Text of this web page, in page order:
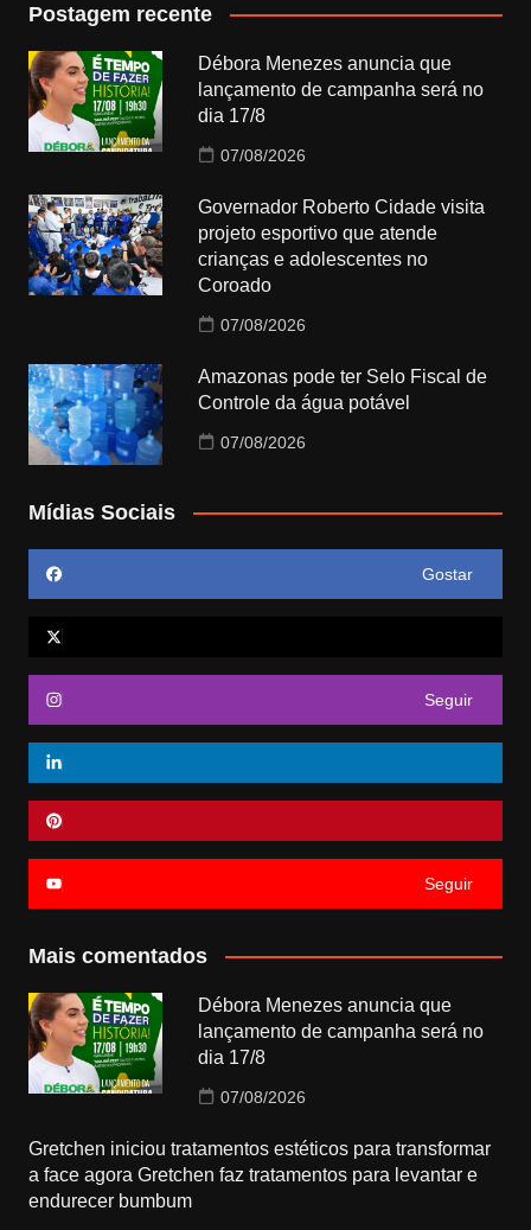
Postagem recente
Débora Menezes anuncia que
lançamento de campanha será no
dia 17/8
07/08/2026
Governador Roberto Cidade visita
projeto esportivo que atende
crianças e adolescentes no
Coroado
07/08/2026
Amazonas pode ter Selo Fiscal de
Controle da água potável
07/08/2026
Mídias Sociais
Gostar
Seguir
Seguir
Mais comentados
Débora Menezes anuncia que
lançamento de campanha será no
dia 17/8
07/08/2026
Gretchen iniciou tratamentos estéticos para transformar
a face agora Gretchen faz tratamentos para levantar e
endurecer bumbum